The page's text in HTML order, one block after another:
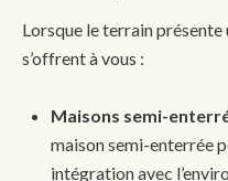
Lorsque le terrain
s’offrent à vous :
Maisons semi-
maison semi-enterrée
intégration avec